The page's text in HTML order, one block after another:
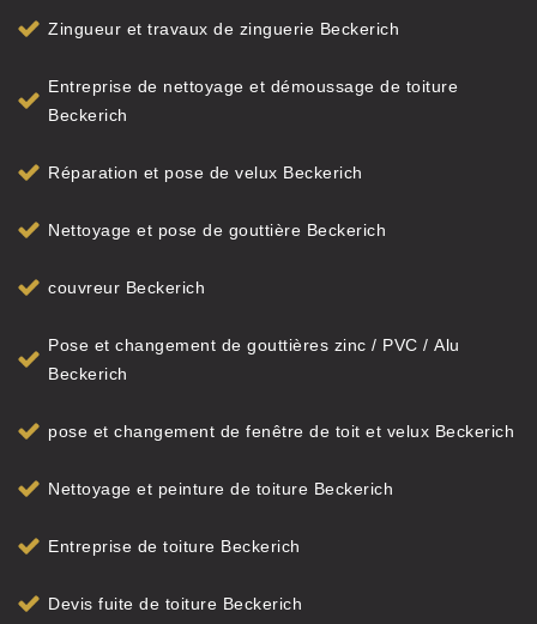
Zingueur et travaux de zinguerie Beckerich
Entreprise de nettoyage et démoussage de toiture
Beckerich
Réparation et pose de velux Beckerich
Nettoyage et pose de gouttière Beckerich
couvreur Beckerich
Pose et changement de gouttières zinc / PVC / Alu
Beckerich
pose et changement de fenêtre de toit et velux Beckerich
Nettoyage et peinture de toiture Beckerich
Entreprise de toiture Beckerich
Devis fuite de toiture Beckerich